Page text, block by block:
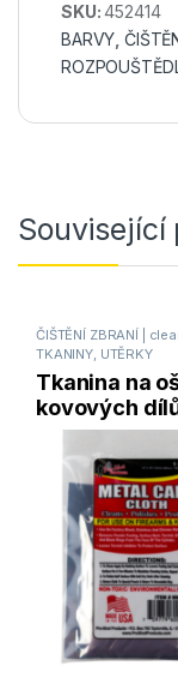
SKU:452414
BARVY ,
Související
ČIŠTĚNÍ ZBRANÍ |
TKANINY, UTĚRKY
Tkanina na
kovových
Shot
METAL CARE
CLOTH 1ks